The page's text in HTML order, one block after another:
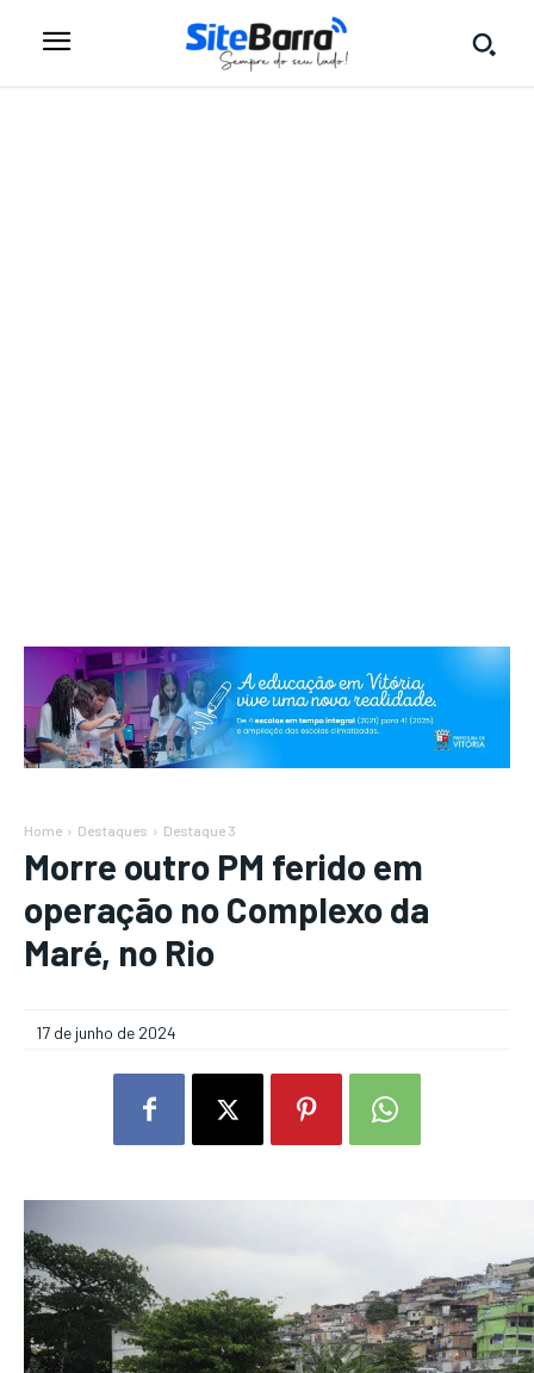
Home Destaques Destaque 3
Morre outro PM ferido em
operação no Complexo da
Maré, no Rio
17 de junho de 2024